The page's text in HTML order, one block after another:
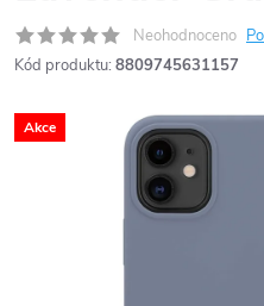
Neohodnoceno
Kód produktu: 8809745631157
Akce